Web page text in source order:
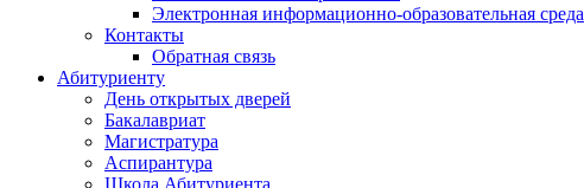
Электронная информационно-образовательная среда
Контакты
Обратная связь
Абитуриенту
День открытых дверей
Бакалавриат
Магистратура
Аспирантура
Школа Абитуриента